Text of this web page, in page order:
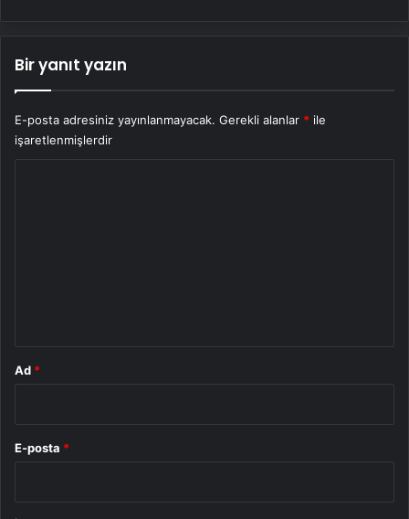
Bir yanıt yazın
E-posta adresiniz yayınlanmayacak. Gerekli alanlar * ile
işaretlenmişlerdir
Ad *
E-posta *